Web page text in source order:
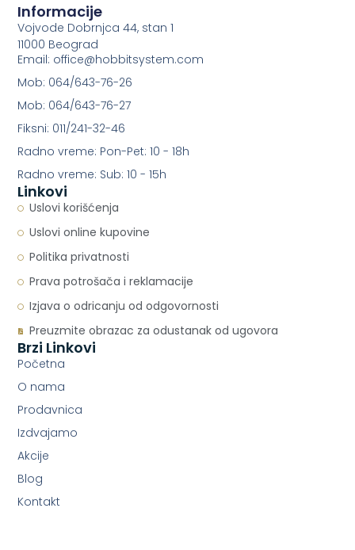
Linkovi
Uslovi korišćenja
Uslovi online kupovine
Politika privatnosti
Prava potrošača i reklamacije
Izjava o odricanju od odgovornosti
Preuzmite obrazac za odustanak od ugovora
Brzi Linkovi
Početna
O nama
Prodavnica
Izdvajamo
Akcije
Blog
Kontakt
Informacije
Vojvode Dobrnjca 44, stan 1
11000 Beograd
Email: office@hobbitsystem.com
Mob: 064/643-76-26
Mob: 064/643-76-27
Fiksni: 011/241-32-46
Radno vreme: Pon-Pet: 10 - 18h
Radno vreme: Sub: 10 - 15h